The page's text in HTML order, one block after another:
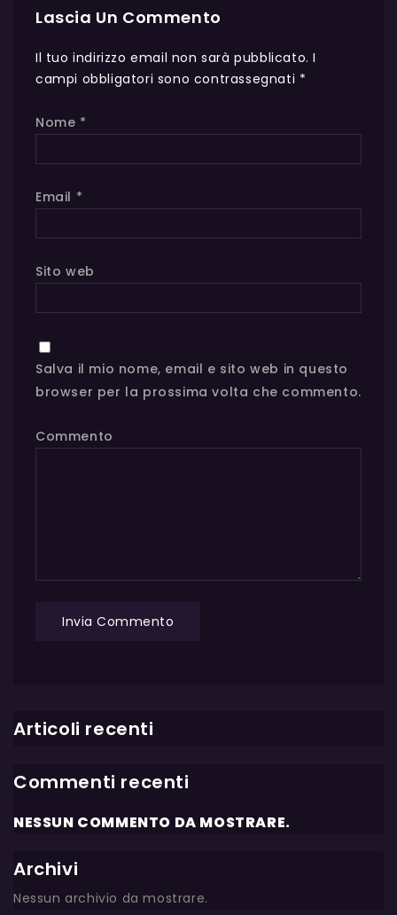
Lascia Un Commento
Il tuo indirizzo email non sarà pubblicato. I
campi obbligatori sono contrassegnati *
Nome *
Email *
Sito web
Salva il mio nome, email e sito web in questo
browser per la prossima volta che commento.
Commento
Articoli recenti
Commenti recenti
NESSUN COMMENTO DA MOSTRARE.
Archivi
Nessun archivio da mostrare.